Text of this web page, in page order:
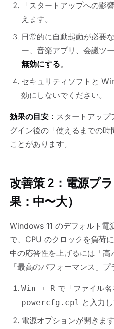
「スタートアップへの影
えます。
日常的に自動起動が必要
ー、音楽アプリ、会議ツ
無効にする。
セキュリティソフトと
効にしないでください。
効果の目安： スタートアップ
グイン後の「使えるまでの
ことがあります。
改善策 2：電源プ
果：中〜大）
Windows 11 のデフォルト電
で、CPU のクロックを負荷
中の応答性を上げるには「
「最高のパフォーマンス」プ
Win + R で「ファイル名
powercfg.cpl と入力
電源オプションが開きま